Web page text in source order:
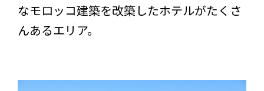
なモロッコ建築を改築したホテルがたくさ
んあるエリア。